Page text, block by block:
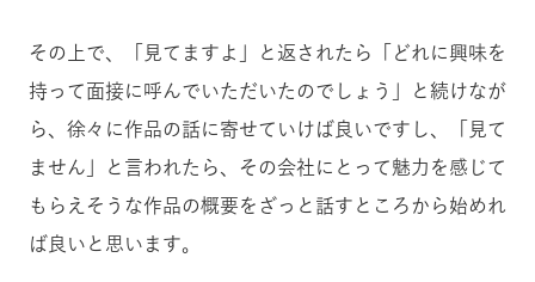
その上で、「見てますよ」と返されたら「どれに興味を
持って面接に呼んでいただいたのでしょう」と続けなが
ら、徐々に作品の話に寄せていけば良いですし、「見て
ません」と言われたら、その会社にとって魅力を感じて
もらえそうな作品の概要をざっと話すところから始めれ
ば良いと思います。